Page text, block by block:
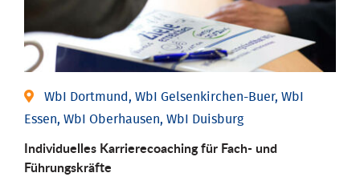
WbI Dortmund, WbI Gelsenkirchen-Buer, WbI
Essen, WbI Oberhausen, WbI Duisburg
Individu­elles Karrierecoaching für Fach-­ und
Führungs­kräfte